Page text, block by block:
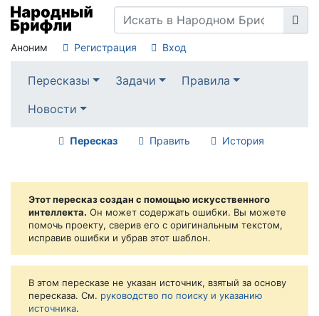
Аноним Регистрация Вход
Пересказы Задачи
Правила
Новости
Пересказ Править История
Этот пересказ создан с помощью искусственного
интеллекта. Он может содержать ошибки. Вы можете
помочь проекту, сверив его с оригинальным текстом,
исправив ошибки и убрав этот шаблон.
В этом пересказе не указан источник, взятый за основу
пересказа. См. руководство по поиску и указанию
источника.